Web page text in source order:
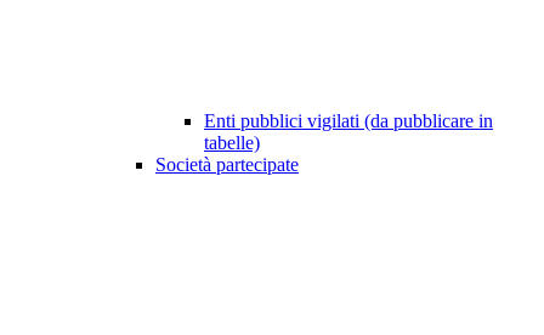
Enti pubblici vigilati (da pubblicare in
tabelle)
Società partecipate